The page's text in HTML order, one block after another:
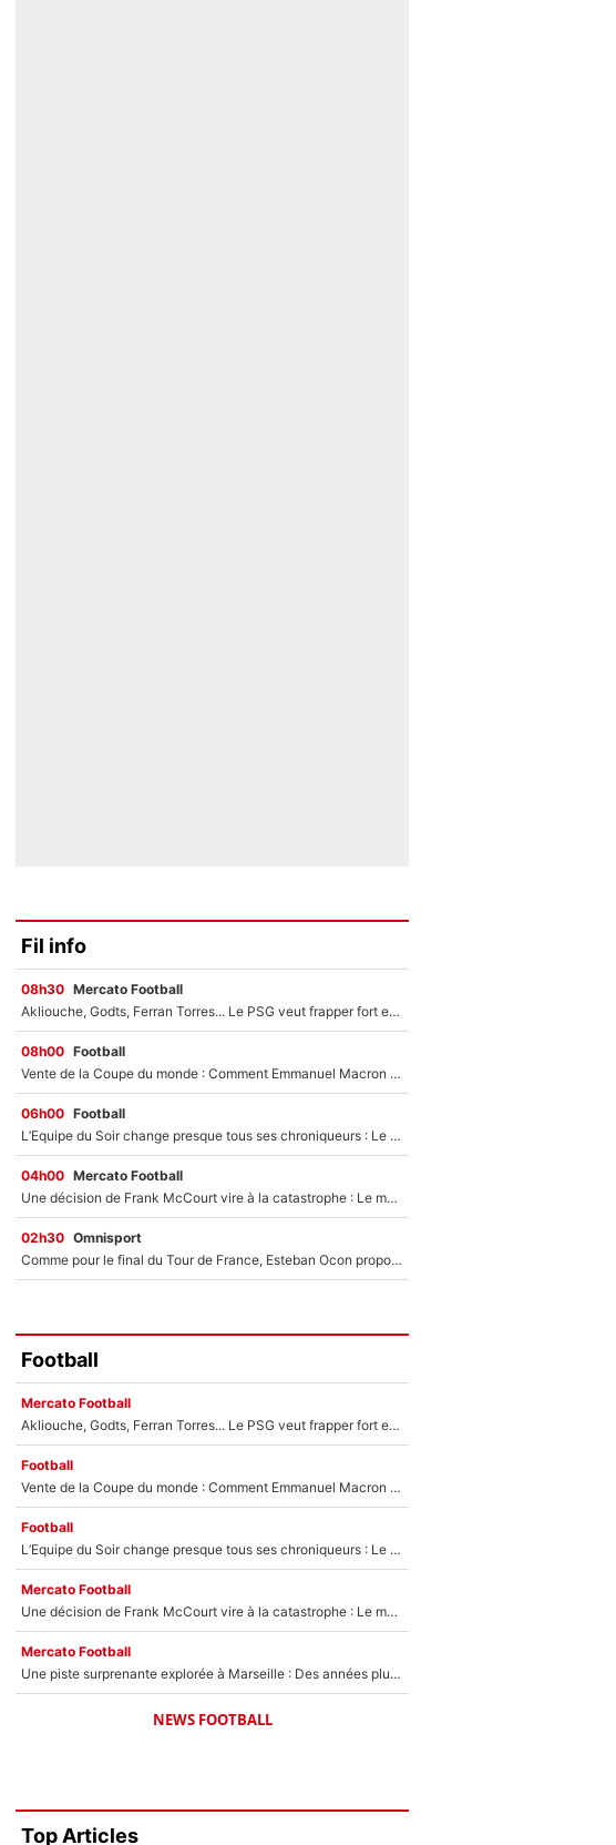
Fil info
08h30 Mercato Football
Akliouche, Godts, Ferran Torres... Le PSG veut frapper fort et prépare un mercato à plus de 190M€ pour régaler Luis Enrique cet été !
08h00 Football
Vente de la Coupe du monde : Comment Emmanuel Macron a incité le président de la FFF à s’opposer au projet de Gianni Infantino en pleine crise à la FIFA
06h00 Football
L’Equipe du Soir change presque tous ses chroniqueurs : Le pire scénario imaginé par l’IA après le départ de Johan Micoud !
04h00 Mercato Football
Une décision de Frank McCourt vire à la catastrophe : Le mercato de l’OM provoque de nouvelles tensions en pleine crise financière !
02h30 Omnisport
Comme pour le final du Tour de France, Esteban Ocon propose un Grand Prix de Formule 1 à Paris : «Autour de l’Arc de Triomphe, ce serait génial» !
Football
Mercato Football
Akliouche, Godts, Ferran Torres... Le PSG veut frapper fort et prépare un mercato à plus de 190M€ pour régaler Luis Enrique cet été !
Football
Vente de la Coupe du monde : Comment Emmanuel Macron a incité le président de la FFF à s’opposer au projet de Gianni Infantino en pleine crise à la FIFA
Football
L’Equipe du Soir change presque tous ses chroniqueurs : Le pire scénario imaginé par l’IA après le départ de Johan Micoud !
Mercato Football
Une décision de Frank McCourt vire à la catastrophe : Le mercato de l’OM provoque de nouvelles tensions en pleine crise financière !
Mercato Football
Une piste surprenante explorée à Marseille : Des années plus tard, l’OM a tenté de faire revenir le joueur qui avait provoqué le départ d’André Villas-Boas !
NEWS FOOTBALL
Top Articles